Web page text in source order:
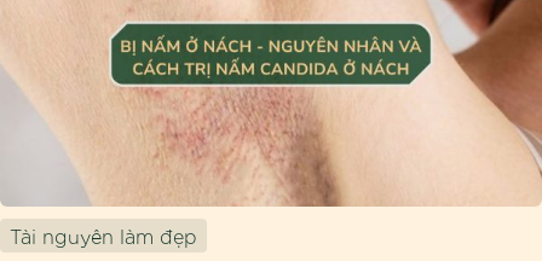
Tài nguyên làm đẹp